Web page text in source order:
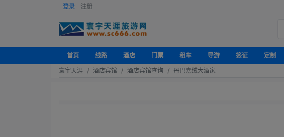
登录 注册
首页 线路 酒店 门票 租车 导游 签证 定制
寰宇天涯
酒店宾馆 酒店宾馆查询 丹巴嘉绒大酒家